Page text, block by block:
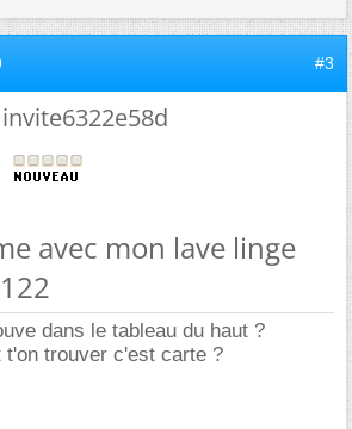
#3
invite6322e58d
avec mon lave linge
dans le tableau du haut ?
t'on trouver c'est carte ?